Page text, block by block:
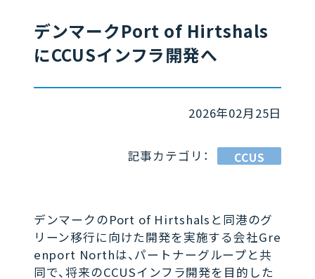
デンマークPort of Hirtshals
にCCUSインフラ開発へ
2026年02月25日
記事カテゴリ： CCUS
デンマークのPort of Hirtshalsと同港のグ
リーン移行に向けた開発を実施する会社Gre
enport Northは、パートナーグループと共
同で、将来のCCUSインフラ開発を目的した